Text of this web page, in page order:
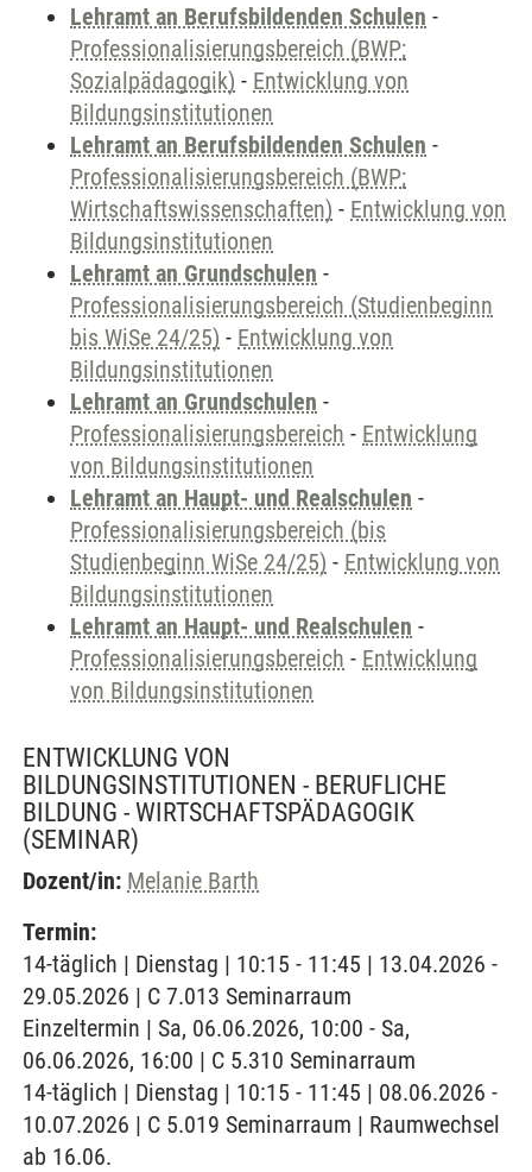
Lehramt an Berufsbildenden Schulen -
Professionalisierungsbereich (BWP;
Sozialpädagogik) - Entwicklung von
Bildungsinstitutionen
Lehramt an Berufsbildenden Schulen -
Professionalisierungsbereich (BWP;
Wirtschaftswissenschaften) - Entwicklung von
Bildungsinstitutionen
Lehramt an Grundschulen -
Professionalisierungsbereich (Studienbeginn
bis WiSe 24/25) - Entwicklung von
Bildungsinstitutionen
Lehramt an Grundschulen -
Professionalisierungsbereich - Entwicklung
von Bildungsinstitutionen
Lehramt an Haupt- und Realschulen -
Professionalisierungsbereich (bis
Studienbeginn WiSe 24/25) - Entwicklung von
Bildungsinstitutionen
Lehramt an Haupt- und Realschulen -
Professionalisierungsbereich - Entwicklung
von Bildungsinstitutionen
ENTWICKLUNG VON
BILDUNGSINSTITUTIONEN - BERUFLICHE
BILDUNG - WIRTSCHAFTSPÄDAGOGIK
(SEMINAR)
Dozent/in: Melanie Barth
Termin:
14-täglich | Dienstag | 10:15 - 11:45 | 13.04.2026 -
29.05.2026 | C 7.013 Seminarraum
Einzeltermin | Sa, 06.06.2026, 10:00 - Sa,
06.06.2026, 16:00 | C 5.310 Seminarraum
14-täglich | Dienstag | 10:15 - 11:45 | 08.06.2026 -
10.07.2026 | C 5.019 Seminarraum | Raumwechsel
ab 16.06.